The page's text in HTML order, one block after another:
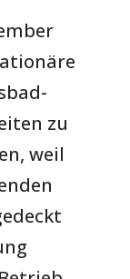
zu
weil